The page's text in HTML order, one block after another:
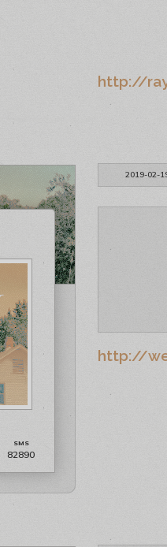
http://
2019-02-
82890
http://